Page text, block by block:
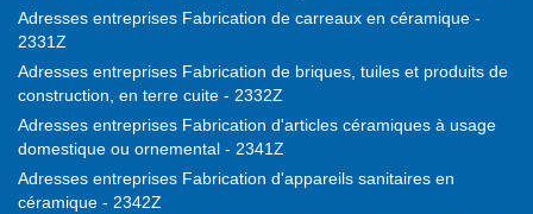
Adresses entreprises Fabrication de carreaux en céramique -
2331Z
Adresses entreprises Fabrication de briques, tuiles et produits de
construction, en terre cuite - 2332Z
Adresses entreprises Fabrication d'articles céramiques à usage
domestique ou ornemental - 2341Z
Adresses entreprises Fabrication d'appareils sanitaires en
céramique - 2342Z